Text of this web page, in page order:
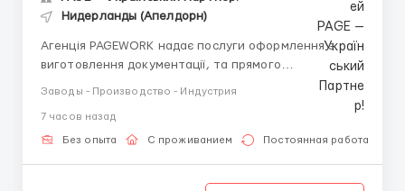
Нидерланды (Апелдорн)
Агенція PAGEWORK надає послуги оформлення з
виготовлення документації, та прямого
підбору вакансії: Головний Рекрутер: Віталій
Шевченко Телефон для консультацій \ для підбору
Заводы - Производство - Индустрия
7 часов назад
Без опыта С проживанием Постоянная работа